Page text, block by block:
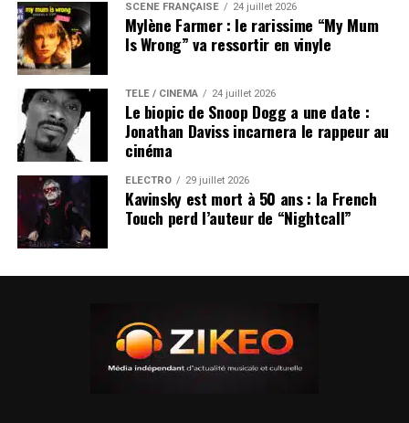
SCÈNE FRANÇAISE 24 juillet 2026
Mylène Farmer : le rarissime “My Mum
Is Wrong” va ressortir en vinyle
TÉLÉ / CINÉMA 24 juillet 2026
Le biopic de Snoop Dogg a une date :
Jonathan Daviss incarnera le rappeur au
cinéma
ÉLECTRO 29 juillet 2026
Kavinsky est mort à 50 ans : la French
Touch perd l’auteur de “Nightcall”